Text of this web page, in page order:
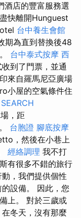
酒店的豐富服務選
快離開Hunguest
台中養生會館
期為直到替換後48
台中泰式按摩 西
到了門票，並通
來自羅馬尼亞廣場
小屋的空氣條件住
，距
台胞證 腳底按摩
，然後在小巷上
經絡調理 我不打
有很多不錯的旅行
，我們提供個性
設備。 因此，您
上。 對於三歲或
冬天，沒有那麼